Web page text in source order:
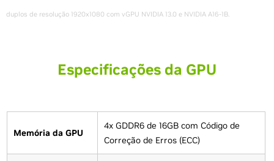
duplos de resolução 1920x1080 com vGPU NVIDIA 13.0 e NVIDIA A16-1B.
Especificações da GPU
Memória da GPU
4x GDDR6 de 16GB com Código de
Correção de Erros (ECC)